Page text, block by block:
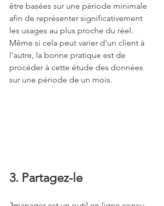
être basées sur une période minimale
afin de représenter significativement
les usages au plus proche du réel.
Même si cela peut varier d'un client à
l'autre, la bonne pratique est de
procéder à cette étude des données
sur une période de un mois.
3. Partagez-le